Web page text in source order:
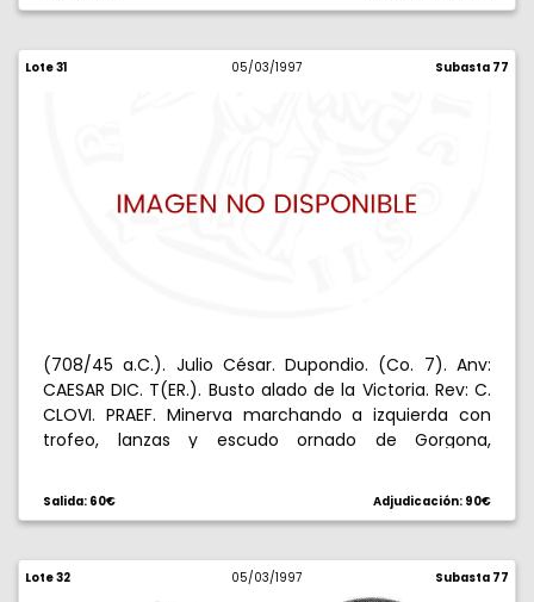
Lote 31 05/03/1997 Subasta 77
(708/45 a.C.). Julio César. Dupondio. (Co. 7). Anv:
CAESAR DIC. T(ER.). Busto alado de la Victoria. Rev: C.
CLOVI. PRAEF. Minerva marchando a izquierda con
trofeo, lanzas y escudo ornado de Gorgona,
descentrado. Rara. MBC.
Salida: 60€ Adjudicación: 90€
Lote 32 05/03/1997 Subasta 77